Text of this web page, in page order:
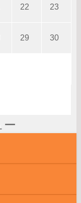
22 23
29 30